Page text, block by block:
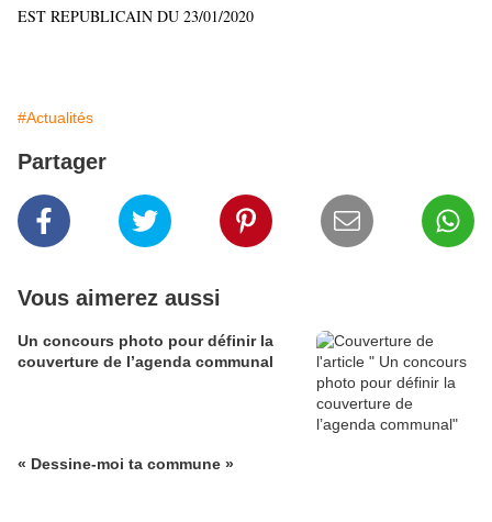
EST REPUBLICAIN DU 23/01/2020
#Actualités
Partager
Vous aimerez aussi
Un concours photo pour définir la
couverture de l’agenda communal
« Dessine-moi ta commune »